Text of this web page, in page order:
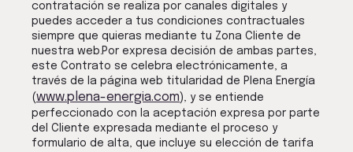
contratación se realiza por canales digitales y
puedes acceder a tus condiciones contractuales
siempre que quieras mediante tu Zona Cliente de
nuestra web.Por expresa decisión de ambas partes,
este Contrato se celebra electrónicamente, a
través de la página web titularidad de Plena Energía
(www.plena-energia.com ), y se entiende
perfeccionado con la aceptación expresa por parte
del Cliente expresada mediante el proceso y
formulario de alta, que incluye su elección de tarifa